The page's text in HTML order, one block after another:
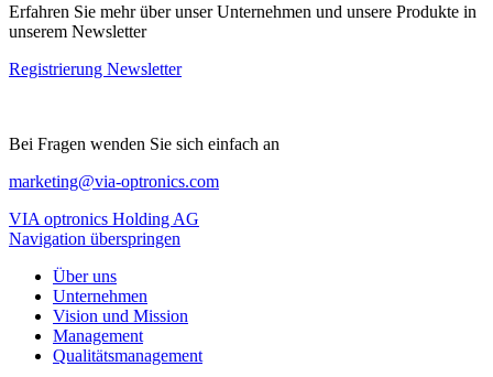
Erfahren Sie mehr über unser Unternehmen und unsere Produkte in
unserem Newsletter
Registrierung Newsletter
Bei Fragen wenden Sie sich einfach an
marketing@via-optronics.com
VIA optronics Holding AG
Navigation überspringen
Über uns
Unternehmen
Vision und Mission
Management
Qualitätsmanagement